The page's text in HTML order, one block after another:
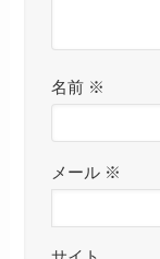
名前 ※
メール ※